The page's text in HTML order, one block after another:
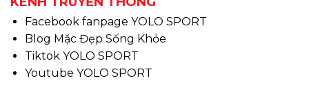
Facebook fanpage YOLO SPORT
Blog Mặc Đẹp Sống Khỏe
Tiktok YOLO SPORT
Youtube YOLO SPORT